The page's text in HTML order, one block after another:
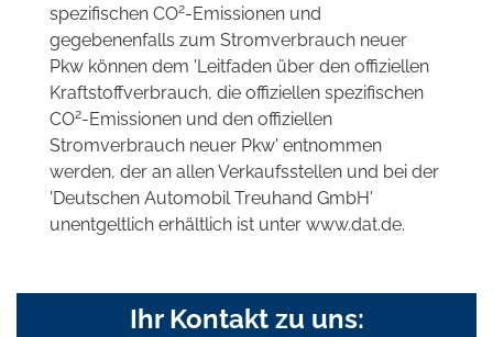
spezifischen CO2-Emissionen und
gegebenenfalls zum Stromverbrauch neuer
Pkw können dem 'Leitfaden über den offiziellen
Kraftstoffverbrauch, die offiziellen spezifischen
CO2-Emissionen und den offiziellen
Stromverbrauch neuer Pkw' entnommen
werden, der an allen Verkaufsstellen und bei der
'Deutschen Automobil Treuhand GmbH'
unentgeltlich erhältlich ist unter www.dat.de.
Ihr Kontakt zu uns: